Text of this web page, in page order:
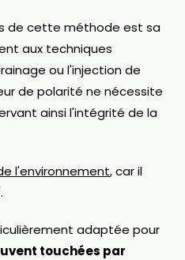
de cette méthode est sa
aux techniques
ou l'injection de
de polarité ne nécessite
ainsi l'intégrité de la
l'environnement, car il
adaptée pour
touchées par